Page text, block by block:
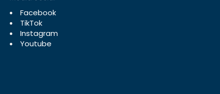
Facebook
TikTok
Instagram
Youtube